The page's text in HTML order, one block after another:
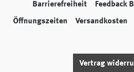
Barrierefreiheit Feedback
Öffnungszeiten Versandkosten
Vertrag